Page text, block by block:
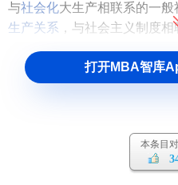
与社会化大生产相联系的一
生产关系 ，与社会主义制度
1．厂长职位的一般社会属
，厂长作为
大生产的客观要求，
生产要素
打开MBA智库
本条目